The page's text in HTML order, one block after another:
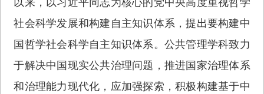
社会科学发展和构建自主知识体系，提出要构建中
国哲学社会科学自主知识体系。公共管理学科致力
于解决中国现实公共治理问题，推进国家治理体系
和治理能力现代化，应加强探索，积极构建基于中